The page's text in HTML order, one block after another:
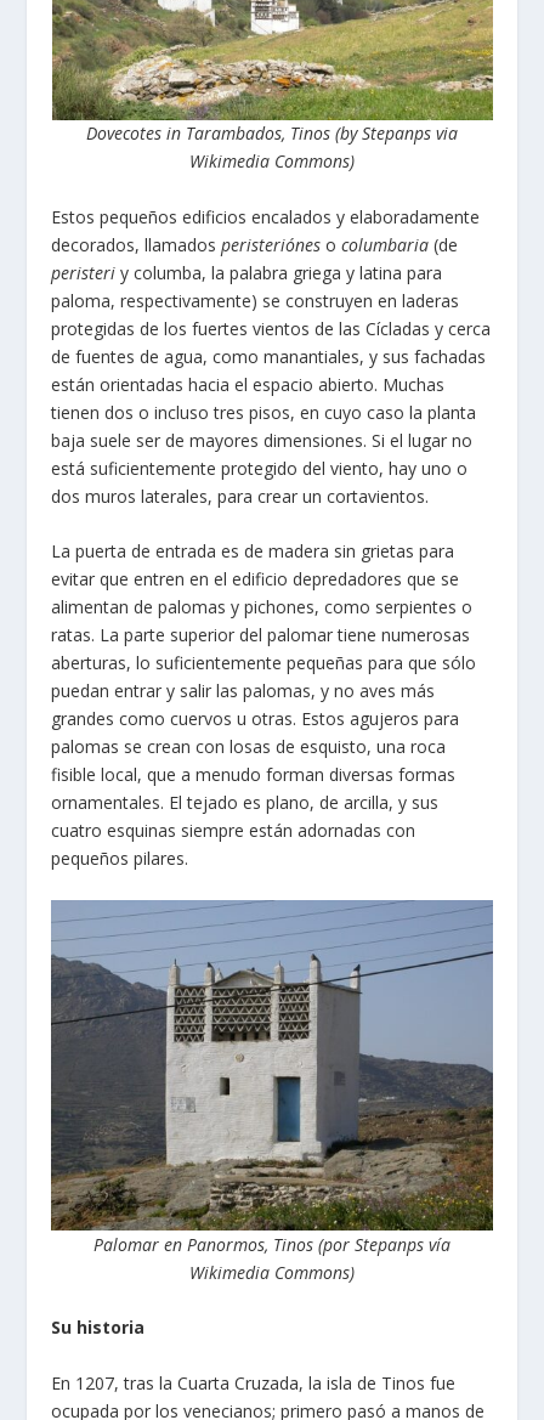
Dovecotes in Tarambados, Tinos (by Stepanps via
Wikimedia Commons)
Estos pequeños edificios encalados y elaboradamente
decorados, llamadosperisteriónesocolumbaria (de
peristeri y columba, la palabra griega y latina para
paloma, respectivamente) se construyen en laderas
protegidas de los fuertes vientos de las Cícladas y cerca
de fuentes de agua, como manantiales, y sus fachadas
están orientadas hacia el espacio abierto. Muchas
tienen dos o incluso tres pisos, en cuyo caso la planta
baja suele ser de mayores dimensiones. Si el lugar no
está suficientemente protegido del viento, hay uno o
dos muros laterales, para crear un cortavientos.
La puerta de entrada es de madera sin grietas para
evitar que entren en el edificio depredadores que se
alimentan de palomas y pichones, como serpientes o
ratas. La parte superior del palomar tiene numerosas
aberturas, lo suficientemente pequeñas para que sólo
puedan entrar y salir las palomas, y no aves más
grandes como cuervos u otras. Estos agujeros para
palomas se crean con losas de esquisto, una roca
fisible local, que a menudo forman diversas formas
ornamentales. El tejado es plano, de arcilla, y sus
cuatro esquinas siempre están adornadas con
pequeños pilares.
Palomar en Panormos, Tinos (por Stepanps vía
Wikimedia Commons)
Su historia
En 1207, tras la Cuarta Cruzada, la isla de Tinos fue
ocupada por los venecianos; primero pasó a manos de